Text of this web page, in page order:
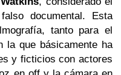
documental. Esta
tanto para el
la que básicamente ha
y ficticios con actores